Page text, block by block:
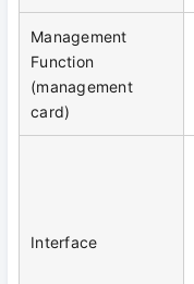
Management
Function
(management
card)
Interface